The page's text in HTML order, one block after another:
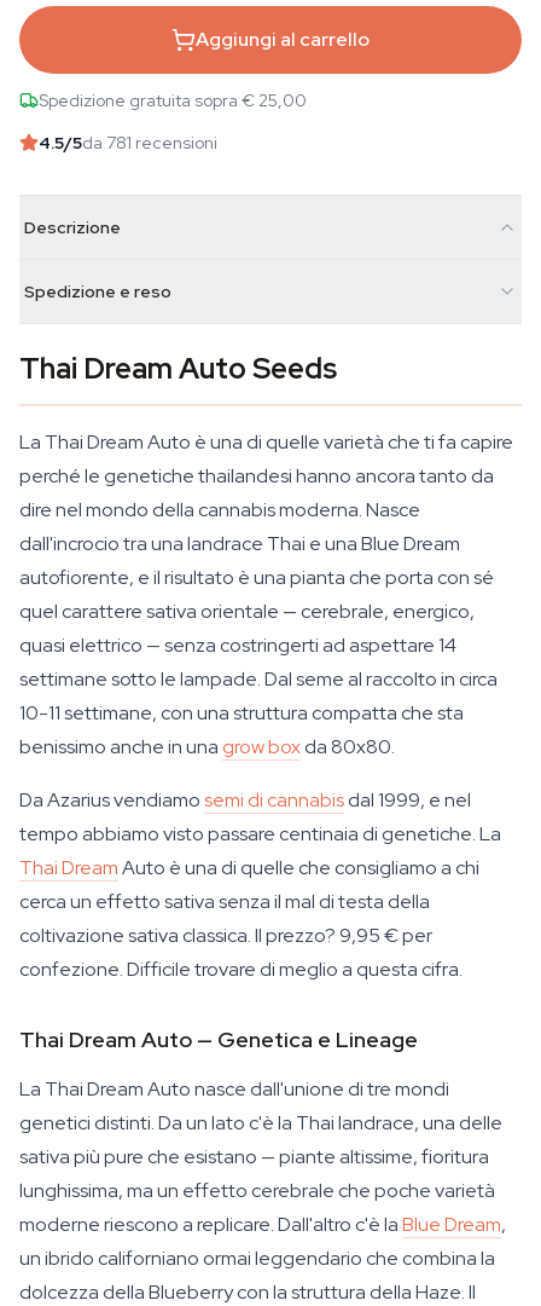
Aggiungi al carrello
Spedizione gratuita sopra € 25,00
4.5/5da 781 recensioni
Descrizione
Spedizione e reso
Thai Dream Auto Seeds
La Thai Dream Auto è una di quelle varietà che ti fa capire
perché le genetiche thailandesi hanno ancora tanto da
dire nel mondo della cannabis moderna. Nasce
dall'incrocio tra una landrace Thai e una Blue Dream
autofiorente, e il risultato è una pianta che porta con sé
quel carattere sativa orientale — cerebrale, energico,
quasi elettrico — senza costringerti ad aspettare 14
settimane sotto le lampade. Dal seme al raccolto in circa
10-11 settimane, con una struttura compatta che sta
benissimo anche in una grow boxda 80x80.
Da Azarius vendiamosemi di cannabisdal 1999, e nel
tempo abbiamo visto passare centinaia di genetiche. La
Thai DreamAuto è una di quelle che consigliamo a chi
cerca un effetto sativa senza il mal di testa della
coltivazione sativa classica. Il prezzo? 9,95 € per
confezione. Difficile trovare di meglio a questa cifra.
Thai Dream Auto — Genetica e Lineage
La Thai Dream Auto nasce dall'unione di tre mondi
genetici distinti. Da un lato c'è la Thai landrace, una delle
sativa più pure che esistano — piante altissime, fioritura
lunghissima, ma un effetto cerebrale che poche varietà
moderne riescono a replicare. Dall'altro c'è laBlue Dream,
un ibrido californiano ormai leggendario che combina la
dolcezza della Blueberry con la struttura della Haze. Il